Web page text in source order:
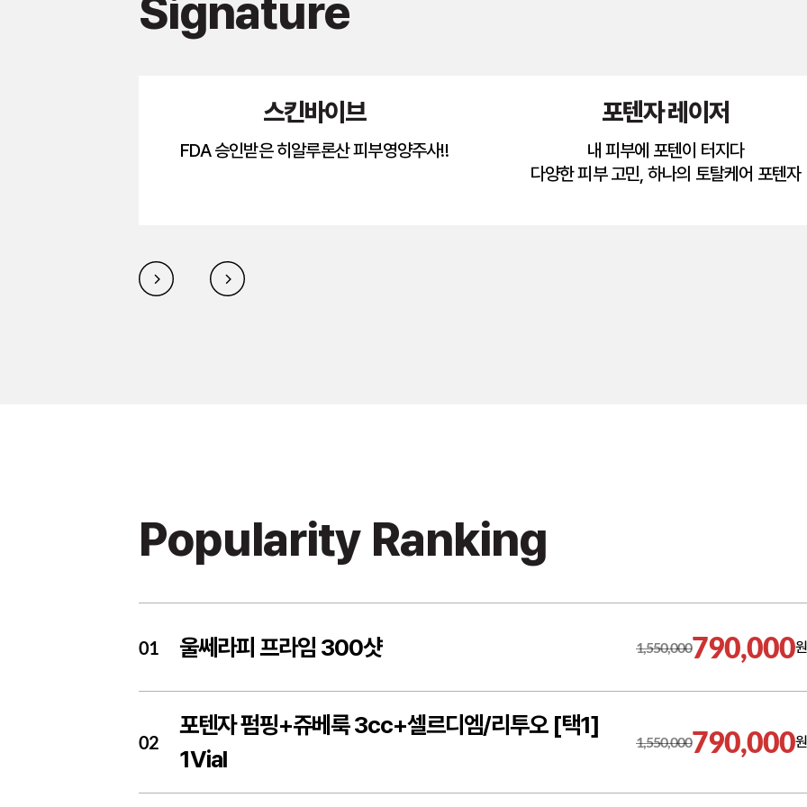
Signature
스킨바이브
FDA 승인받은 히알루론산 피부영양주사!!
포텐자 레이저
내 피부에 포텐이 터지다
다양한 피부 고민, 하나의 토탈케어 포텐자
Popularity Ranking
01 울쎄라피 프라임 300샷 1,550,000790,000원
02
포텐자 펌핑+쥬베룩 3cc+셀르디엠/리투오 [택1]
1Vial
1,550,000790,000원